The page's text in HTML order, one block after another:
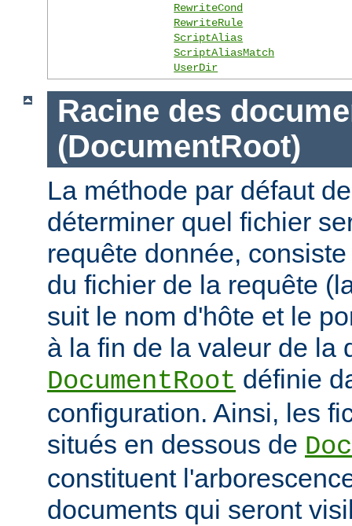
RewriteCond
RewriteRule
ScriptAlias
ScriptAliasMatch
UserDir
Racine des
(DocumentRoot)
La méthode par défaut
déterminer quel fichier
requête donnée,
du fichier de la requête
suit le nom d'hôte et le
à la fin de la valeur de la
DocumentRoot définie
configuration. Ainsi, les
situés en dessous de
constituent
documents qui seront